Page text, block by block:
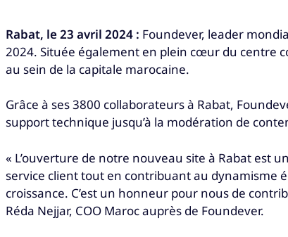
Rabat, le 23 avril 2024 : Foundever, leader
2024. Située également en plein cœur du centre
au sein de la capitale marocaine.
Grâce à ses 3800 collaborateurs à Rabat,
support technique jusqu’à la modération de
« L’ouverture de notre nouveau site à Rabat est
service client tout en contribuant au dynamisme
croissance. C’est un honneur pour nous de
Réda Nejjar, COO Maroc auprès de Foundever.